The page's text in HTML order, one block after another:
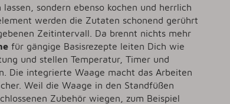
sondern ebenso kochen und herrlich
werden die Zutaten schonend gerührt
Zeitintervall. Da brennt nichts mehr
für gängige Basisrezepte leiten Dich wie
und stellen Temperatur, Timer und
Die integrierte Waage macht das Arbeiten
Weil die Waage in den Standfüßen
Zubehör wiegen, zum Beispiel